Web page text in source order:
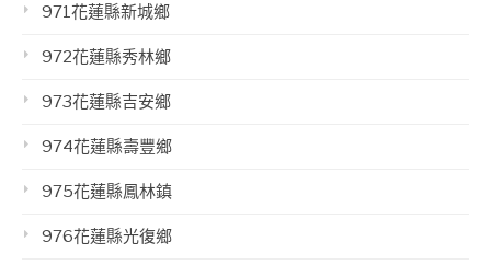
971花蓮縣新城鄉
972花蓮縣秀林鄉
973花蓮縣吉安鄉
974花蓮縣壽豐鄉
975花蓮縣鳳林鎮
976花蓮縣光復鄉